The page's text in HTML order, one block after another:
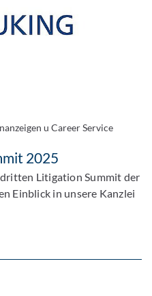
u Career Service
2025
Litigation Summit der
Einblick in unsere Kanzlei